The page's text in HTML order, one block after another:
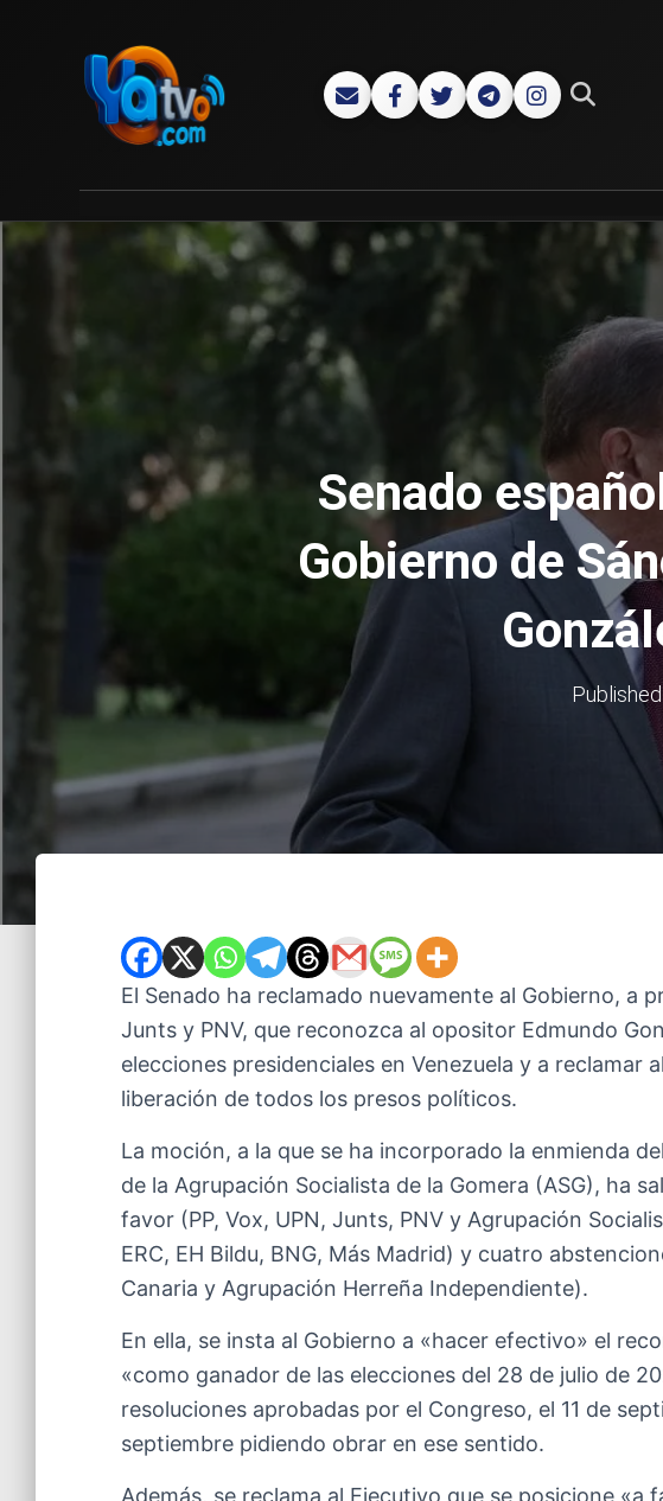
Senado
Gobierno de
El Senado ha reclamado nuevamente al Gobierno, a
Junts y PNV, que reconozca al opositor Edmundo
elecciones presidenciales en Venezuela y a reclamar
liberación de todos los presos políticos.
La moción, a la que se ha incorporado la enmienda
de la Agrupación Socialista de la Gomera (ASG), ha
favor (PP, Vox, UPN, Junts, PNV y Agrupación
ERC, EH Bildu, BNG, Más Madrid) y cuatro
Canaria y Agrupación Herreña Independiente).
En ella, se insta al Gobierno a «hacer efectivo» el
«como ganador de las elecciones del 28 de julio de
resoluciones aprobadas por el Congreso, el 11 de
septiembre pidiendo obrar en ese sentido.
Además, se reclama al Ejecutivo que se posicione «a